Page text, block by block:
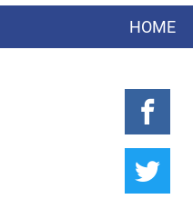
HOME